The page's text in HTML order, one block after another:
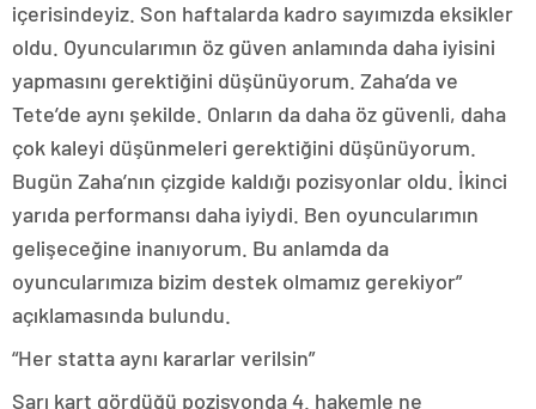
içerisindeyiz. Son haftalarda kadro sayımızda eksikler
oldu. Oyuncularımın öz güven anlamında daha iyisini
yapmasını gerektiğini düşünüyorum. Zaha’da ve
Tete’de aynı şekilde. Onların da daha öz güvenli, daha
çok kaleyi düşünmeleri gerektiğini düşünüyorum.
Bugün Zaha’nın çizgide kaldığı pozisyonlar oldu. İkinci
yarıda performansı daha iyiydi. Ben oyuncularımın
gelişeceğine inanıyorum. Bu anlamda da
oyuncularımıza bizim destek olmamız gerekiyor”
açıklamasında bulundu.
“Her statta aynı kararlar verilsin”
Sarı kart gördüğü pozisyonda 4. hakemle ne